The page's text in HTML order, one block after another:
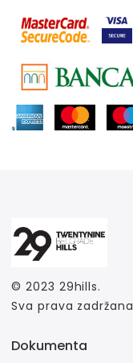
© 2023 29hills.
Sva prava zadržana
Dokumenta